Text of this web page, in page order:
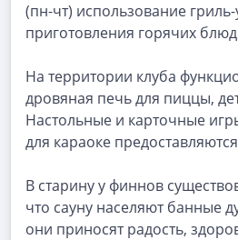
(пн-чт) использование
приготовления горячих
На территории клуба
дровяная печь для пиццы,
Настольные и карточные
для караоке
В старину у финнов
что сауну населяют банные
они приносят радость,